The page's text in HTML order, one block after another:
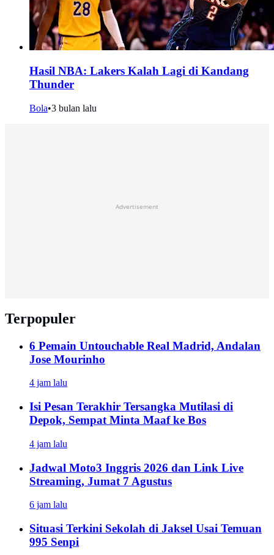
Hasil NBA: Lakers Kalah Lagi di Kandang
Thunder
Bola•3 bulan lalu
Advertisement
Terpopuler
6 Pemain Untouchable Real Madrid, Andalan
Jose Mourinho
4 jam lalu
Isi Pesan Terakhir Tersangka Mutilasi di
Depok, Sempat Minta Maaf ke Bos
4 jam lalu
Jadwal Moto3 Inggris 2026 dan Link Live
Streaming, Jumat 7 Agustus
6 jam lalu
Situasi Terkini Sekolah di Jaksel Usai Temuan
995 Senpi